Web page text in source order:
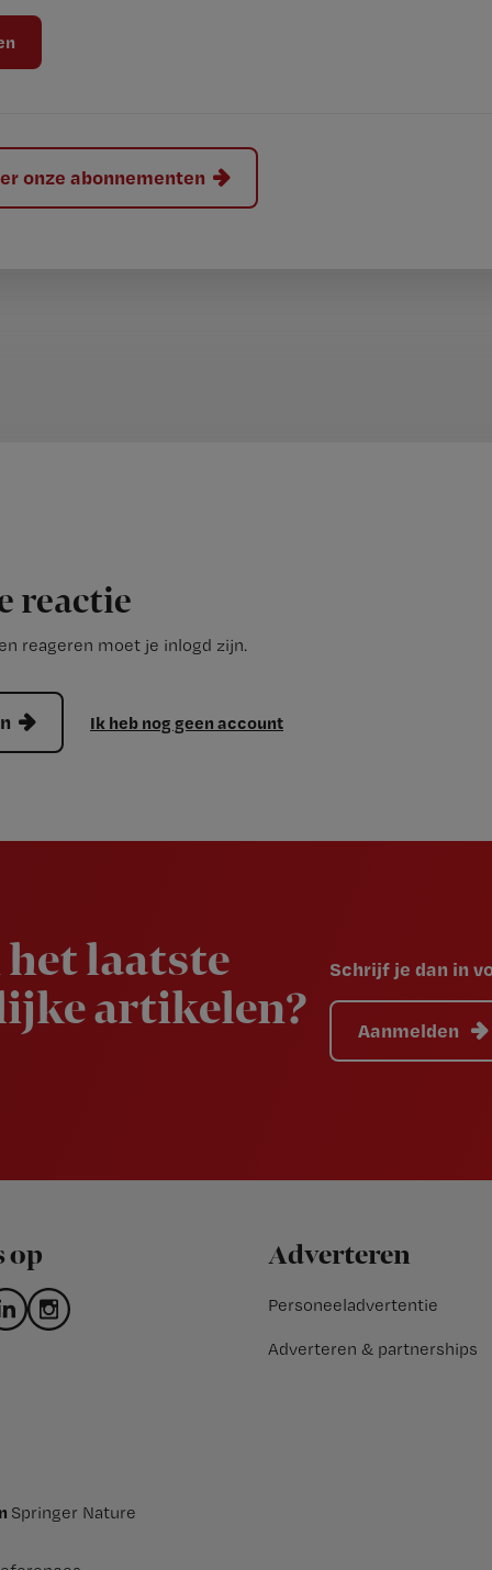
onze abonnementen
reactie
reageren moet je inlogd zijn.
Ik heb nog geen account
laatste
artikelen?
Schrijf je dan in
Aanmelden
op Adverteren
Personeeladvertentie
Adverteren & partnerships
Springer Nature